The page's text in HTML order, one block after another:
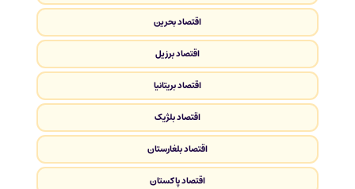
اقتصاد بحرین
اقتصاد برزیل
اقتصاد بریتانیا
اقتصاد بلژیک
اقتصاد بلغارستان
اقتصاد پاکستان